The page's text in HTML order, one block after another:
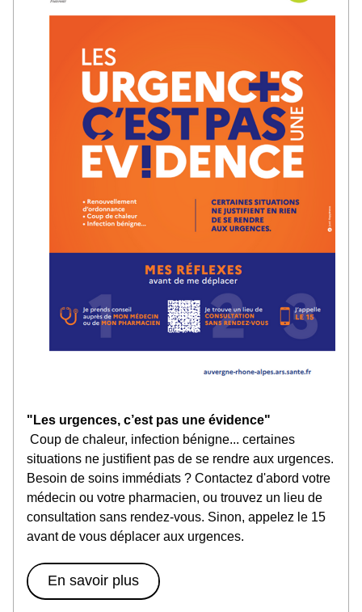
"Les urgences, c’est pas une évidence"
Besoin de soins immédiats ? Contactez d'abord votre
médecin ou votre pharmacien, ou trouvez un lieu de
consultation sans rendez-vous. Sinon, appelez le 15
avant de vous déplacer aux urgences.
En savoir plus